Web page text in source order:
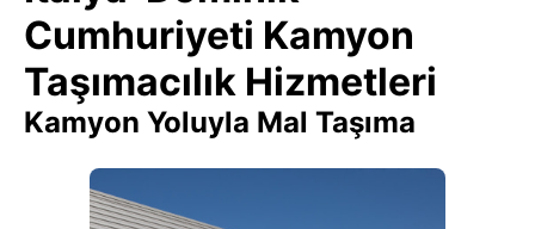
Cumhuriyeti Kamyon
Taşımacılık Hizmetleri
Kamyon Yoluyla Mal Taşıma